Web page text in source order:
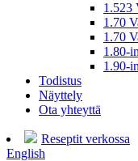
1.523
1.70
1.70
1.80-
1.90-
Todistus
Näyttely
Ota yhteyttä
Reseptit verkossa
English